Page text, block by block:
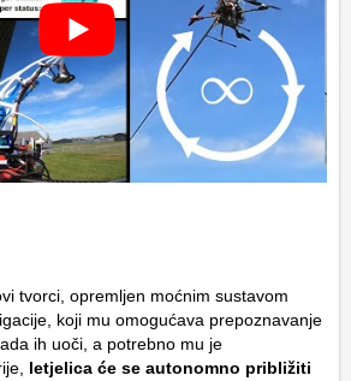
tvorci, opremljen moćnim sustavom
koji mu omogućava prepoznavanje
ih uoči, a potrebno mu je
letjelica će se autonomno približiti